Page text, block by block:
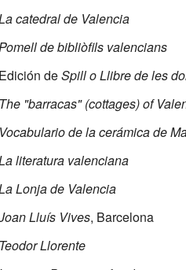
catedral de Valencia
de bibliòfils valencians
deSpill o Llibre de les
The "barracas" (cottages) of
Vocabulario de la cerámica de
literatura valenciana
Lonja de Valencia
Lluís Vives, Barcelona
Teodor Llorente